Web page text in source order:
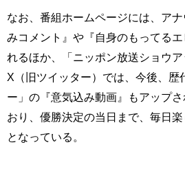
なお、番組ホームページには、ア
みコメント』や『自身のもってる
れるほか、「ニッポン放送ショウ
X（旧ツイッター）では、今後、歴
ー」の『意気込み動画』もアップ
おり、優勝決定の当日まで、毎日
となっている。